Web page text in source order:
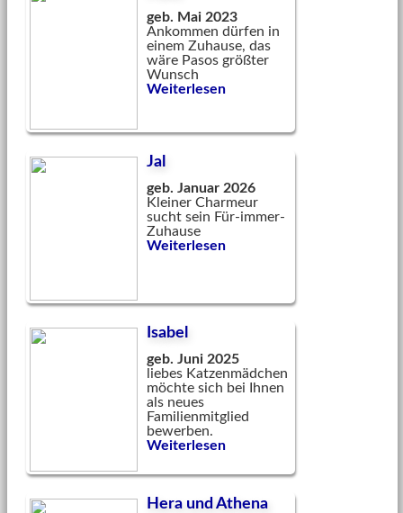
geb. Mai 2023
Ankommen dürfen in
einem Zuhause, das
wäre Pasos größter
Wunsch
Weiterlesen
Jal
geb. Januar 2026
Kleiner Charmeur
sucht sein Für-immer-
Zuhause
Weiterlesen
Isabel
geb. Juni 2025
liebes Katzenmädchen
möchte sich bei Ihnen
als neues
Familienmitglied
bewerben.
Weiterlesen
Hera und Athena